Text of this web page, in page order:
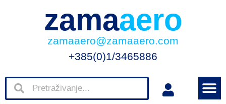
zamaaero
zamaaero@zamaaero.com
+385(0)1/3465886